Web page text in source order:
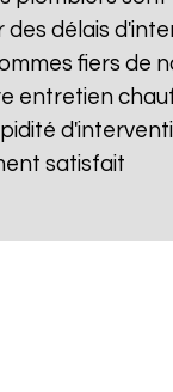
des délais
fiers de
entretien
satisfait